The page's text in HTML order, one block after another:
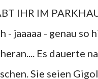
IHR IM
- jaaaaa - genau
Es dauerte
Sie seien